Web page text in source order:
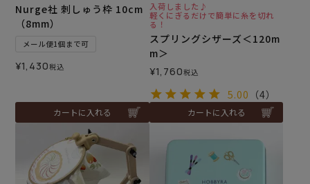
Nurge社 刺しゅう枠 10cm
（8mm）
メール便1個まで可
¥1,430税込
カートに入れる
入荷しました♪
軽くにぎるだけで簡単に糸を切れ
る！
スプリングシザーズ＜120m
m＞
¥1,760税込
5.00 （4）
カートに入れる